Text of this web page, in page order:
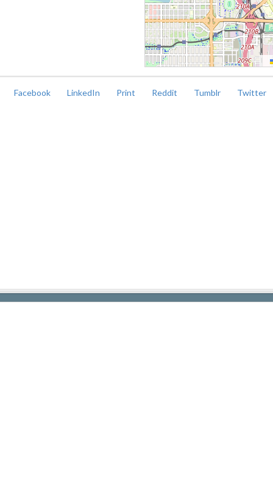
Facebook LinkedIn Print Reddit Tumblr Twitter